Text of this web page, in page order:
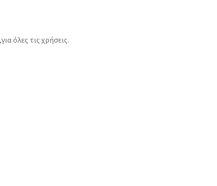
όλες τις χρήσεις.